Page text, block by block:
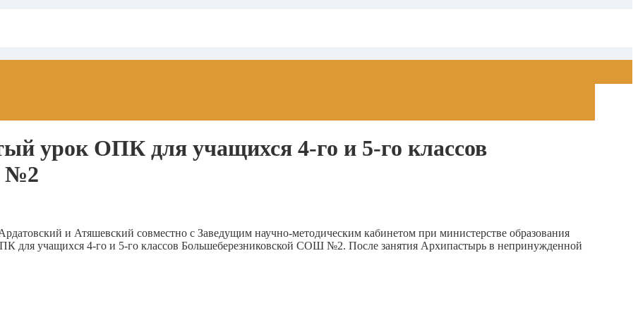
урок ОПК для учащихся 4-го и 5-го классов
№2
и Атяшевский совместно с Заведущим научно-методическим кабинетом при министерстве образования
для учащихся 4-го и 5-го классов Большеберезниковской СОШ №2. После занятия Архипастырь в непринужденной